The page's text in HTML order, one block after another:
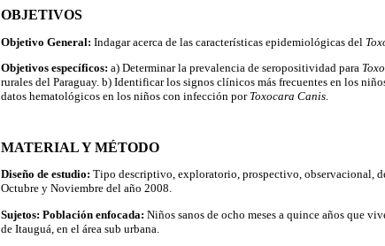
OBJETIVOS
Objetivo General: Indagar acerca de las características epidemiológicas del
Objetivos específicos: a) Determinar la prevalencia de seropositividad para
rurales del Paraguay. b) Identificar los signos clínicos más frecuentes en los
datos hematológicos en los niños con infección por Toxocara Canis
MATERIAL Y MÉTODO
Diseño de estudio: Tipo descriptivo, exploratorio, prospectivo, observacional,
Octubre y Noviembre del año 2008.
Sujetos: Población enfocada: Niños sanos de ocho meses a quince años que
de Itauguá, en el área sub urbana.